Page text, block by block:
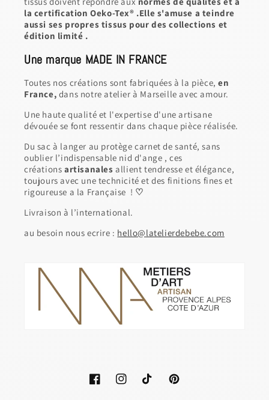
la certification Oeko-Tex® .Elle s'amuse a teindre
aussi ses propres tissus pour des collections et
édition limité .
Une marque MADE IN FRANCE
Toutes nos créations sont fabriquées à la pièce, en
France, dans notre atelier à Marseille avec amour.
Une haute qualité et l'expertise d'une artisane
dévouée se font ressentir dans chaque pièce réalisée.
Du sac à langer au protège carnet de santé, sans
oublier l’indispensable nid d'ange , ces
créations artisanales allient tendresse et élégance,
toujours avec une technicité et des finitions fines et
rigoureuse a la Française ! ♡
Livraison à l’international.
au besoin nous ecrire : hello@latelierdebebe.com
FacebookInstagramTikTok Pinterest